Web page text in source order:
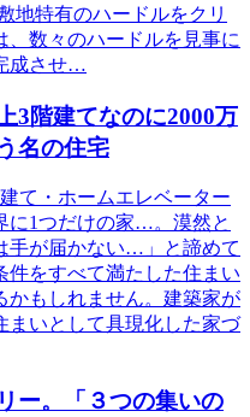
地特有のハードルをクリ
、数々のハードルを見事に
成させ…
3階建てなのに2000万
名の住宅
て・ホームエレベーター
に1つだけの家…。漠然と
手が届かない…」と諦めて
件をすべて満たした住まい
かもしれません。建築家が
まいとして具現化した家づ
ー。「３つの集いの